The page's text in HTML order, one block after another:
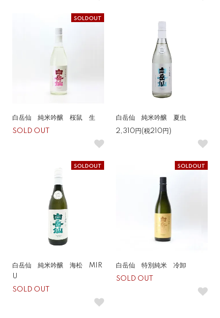
SOLDOUT
白岳仙 純米吟醸 桜鼠 生
SOLD OUT
白岳仙 純米吟醸 夏虫
2,310円(税210円)
SOLDOUT
白岳仙 純米吟醸 海松 MIR
U
SOLD OUT
SOLDOUT
白岳仙 特別純米 冷卸
SOLD OUT